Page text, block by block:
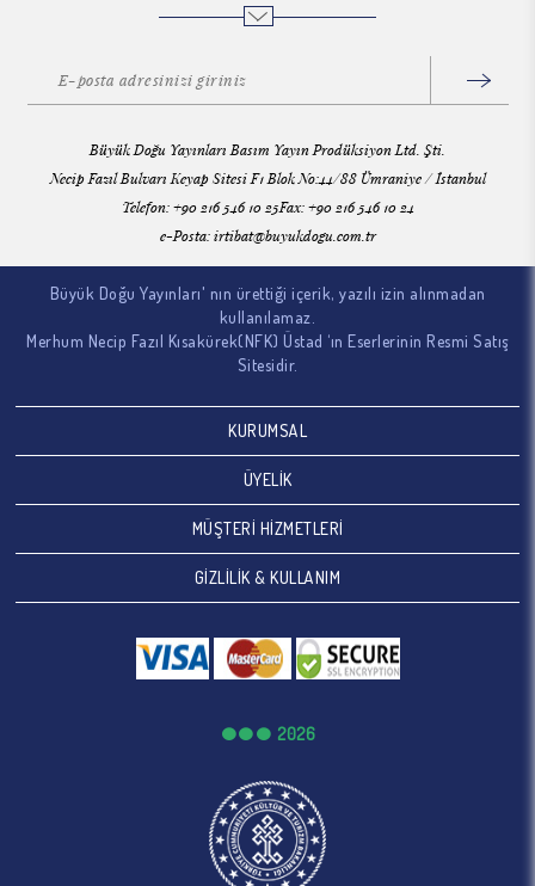
Büyük Doğu Yayınları Basım Yayın Prodüksiyon Ltd. Şti.
Necip Fazıl Bulvarı Keyap Sitesi F1 Blok No:44/88 Ümraniye / İstanbul
Telefon: +90 216 546 10 25Fax: +90 216 546 10 24
e-Posta:irtibat@buyukdogu.com.tr
Büyük Doğu Yayınları' nın ürettiği içerik, yazılı izin alınmadan
kullanılamaz.
Merhum Necip Fazıl Kısakürek(NFK) Üstad ‘ın Eserlerinin Resmi Satış
Sitesidir.
KURUMSAL
ÜYELİK
MÜŞTERİ HİZMETLERİ
GİZLİLİK & KULLANIM
2026